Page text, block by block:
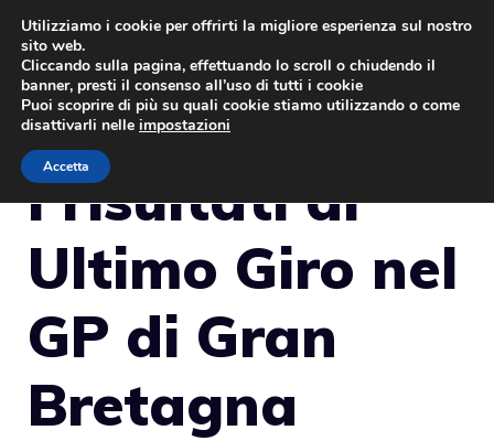
Vai
contenuto
I risultati di
Ultimo Giro nel
GP di Gran
Bretagna
Utilizziamo i cookie per offrirti la migliore esperienza sul nostro
sito web.
Cliccando sulla pagina, effettuando lo scroll o chiudendo il
banner, presti il consenso all’uso di tutti i cookie
Puoi scoprire di più su quali cookie stiamo utilizzando o come
disattivarli nelle impostazioni
Accetta